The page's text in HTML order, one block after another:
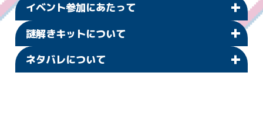
イベント参加にあたって
プレイに際して、LINE公式アカウントを使用いたします。ゲー
ムプレイ時には端末（PC、タブレット、スマートフォンのみ）
とインターネットに接続できる環境が必要です。フィー
チャーフォン（ガラケー）には対応しておりません。
謎解きキットについて
参加キットは無料で配布します。 お一人様につき一部お受け
取りください。
ネタバレについて